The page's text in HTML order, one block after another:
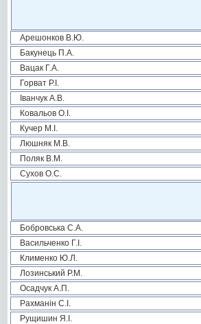
Арешонков В.Ю.
Бакунець П.А.
Вацак Г.А.
Горват Р.І.
Іванчук А.В.
Ковальов О.І.
Кучер М.І.
Люшняк М.В.
Поляк В.М.
Сухов О.С.
Бобровська С.А.
Васильченко Г.І.
Клименко Ю.Л.
Лозинський Р.М.
Осадчук А.П.
Рахманін С.І.
Рущишин Я.І.